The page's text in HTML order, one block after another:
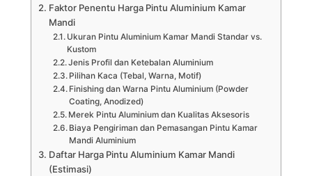
Faktor Penentu Harga Pintu Aluminium Kamar
Mandi
Ukuran Pintu Aluminium Kamar Mandi Standar vs.
Kustom
Jenis Profil dan Ketebalan Aluminium
Pilihan Kaca (Tebal, Warna, Motif)
Finishing dan Warna Pintu Aluminium (Powder
Coating, Anodized)
Merek Pintu Aluminium dan Kualitas Aksesoris
Biaya Pengiriman dan Pemasangan Pintu Kamar
Mandi Aluminium
Daftar Harga Pintu Aluminium Kamar Mandi
(Estimasi)